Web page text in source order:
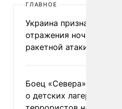
ГЛАВНОЕ
Украина признала
отражения ночной
ракетной атаки
Боец «Севера»
о детских лагерях